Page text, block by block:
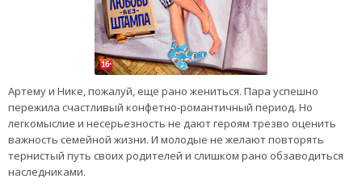
Артему и Нике, пожалуй, еще рано жениться. Пара успешно
пережила счастливый конфетно-романтичный период. Но
легкомыслие и несерьезность не дают героям трезво оценить
важность семейной жизни. И молодые не желают повторять
тернистый путь своих родителей и слишком рано обзаводиться
наследниками.